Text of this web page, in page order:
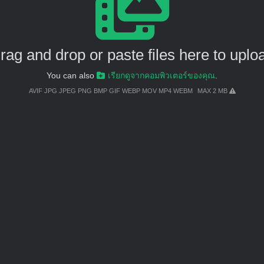
and drop or paste files here to
You can also เรียกดูจากคอมพิวเตอร์ของคุณ
AVIF JPG JPEG PNG BMP GIF WEBP MOV MP4 WEBM MAX 2 MB